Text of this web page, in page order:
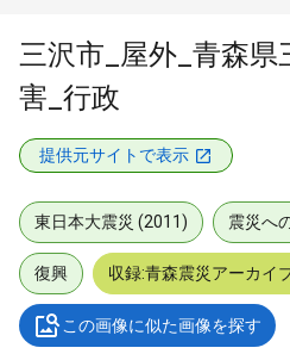
三沢市_屋外_青森県
害_行政
提供元サイトで表示
東日本大震災 (2011) 震災へ
復興 収録:青森震災アーカイブ
この画像に似た画像を探す